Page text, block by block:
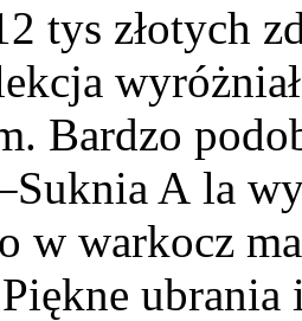
tys złotych
Bardzo
A la
w warkocz
ubrania